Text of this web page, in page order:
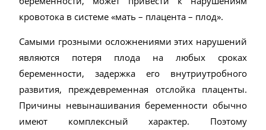
кровотока в системе «мать – плацента – плод».
Самыми грозными осложнениями этих нарушений
являются потеря плода на любых сроках
беременности, задержка его внутриутробного
развития, преждевременная отслойка плаценты.
Причины невынашивания беременности обычно
имеют комплексный характер. Поэтому